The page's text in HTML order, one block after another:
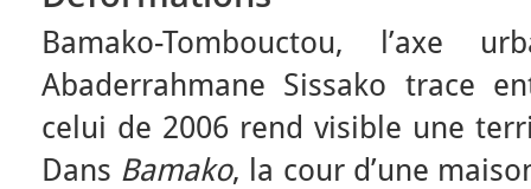
Bamako-Tombouctou, l’axe
Abaderrahmane Sissako trace
celui de 2006 rend visible une
Dans Bamako, la cour d’une